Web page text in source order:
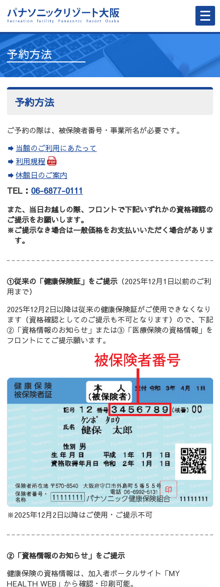
メ
ニ
ュ
ー
予約方法
予約方法
ご予約の際は、被保険者番号・事業所名が必要です。
当館のご利用にあたって
利用規程
休館日のご案内
TEL： 06-6877-0111
また、当日お越しの際、フロントで下記いずれかの資格確認の
ご提示をお願いします。
※ご提示なき場合は一般価格をお支払いいただく場合がありま
す。
①従来の「健康保険証」をご提示（2025年12月1日以前のご利
用まで）
2025年12月2日以降は従来の健康保険証がご使用できなくなり
ます（資格確認としてのご提示も不可となります）ので、下記
②「資格情報のお知らせ」または③「医療保険の資格情報」を
フロントにてご提示願います。
※2025年12月2日以降はご使用・ご提示不可
②「資格情報のお知らせ」をご提示
健康保険の資格情報は、加入者ポータルサイト「MY
HEALTH WEB」から確認・印刷可能。